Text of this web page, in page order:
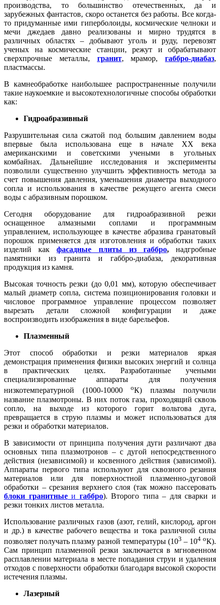
производства, то большинство отечественных, да и
зарубежных фантастов, скоро останется без работы. Все когда-
то придуманные ими гиперболоиды, космические челноки и
мечи джедаев давно реализованы и мирно трудятся в
различных областях – добывают уголь и руду, перевозят
ученых на космические станции, режут и обрабатывают
сверхпрочные металлы, гранит, мрамор, габбро-диабаз,
пластмассы.
В камнеобработке наибольшее распространенные получили
такие наукоемкие и высокотехнологичные способы обработки
как:
Гидроабразивный
Разрушительная сила сжатой под большим давлением воды
впервые была использована еще в начале XX века
американскими и советскими учеными в угольных
комбайнах. Дальнейшие исследования и эксперименты
позволили существенно улучшить эффективность метода за
счет повышения давления, уменьшения диаметра выходного
сопла и использования в качестве режущего агента смеси
воды с абразивным порошком.
Сегодня оборудование для гидроабразивной резки
оснащенное алмазными соплами и программным
управлением, использующее в качестве абразива гранатовый
порошок применяется для изготовления и обработки таких
изделий какфасадные плиты из габбро,надгробные
памятники из гранита и габбро-диабаза, декоративная
продукция из камня.
Высокая точность резки (до 0,01 мм), которую обеспечивает
малый диаметр сопла, система позиционирования головки и
числовое программное управление процессом позволяет
вырезать детали сложной конфигурации и даже
воспроизводить изображения в виде барельефов.
Плазменный
Этот способ обработки и резки материалов яркая
демонстрация применения физики высоких энергий и солнца
в практических целях. Разработанные учеными
специализированные аппараты для получения
низкотемпературной (1000-10000 оК) плазмы получили
название плазмотроны. В них поток газа, проходящий сквозь
сопло, на выходе из которого горит вольтова дуга,
превращается в струю плазмы и может использоваться для
резки и обработки материалов.
В зависимости от принципа получения дуги различают два
основных типа плазмотронов – с дугой непосредственного
действия (независимой) и косвенного действия (зависимой).
Аппараты первого типа используют для сквозного резания
материалов или для поверхностной плазменно-дуговой
обработки – срезания верхнего слоя (так можно пассеровать
блоки гранитныеи габбро). Второго типа – для сварки и
резки тонких листов металла.
Использование различных газов (азот, гелий, кислород, аргон
и др.) в качестве рабочего вещества и тока различной силы
позволяет получать плазму разной температуры (103 – 104 оК).
Сам принцип плазменной резки заключается в мгновенном
расплавлении материала в месте попадания струи и удаления
отходов с поверхности обработки благодаря высокой скорости
истечения плазмы.
Лазерный